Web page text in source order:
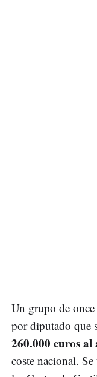
Un grupo de
por diputado que
260.000 euros al
coste nacional. Se